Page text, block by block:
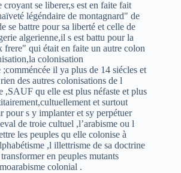
se liberer,s est en faite fait
légéndaire de montagnard" de
se battre pour sa liberté et celle de
algerienne,il s est battu pour la
frere" qui était en faite un autre colon
colonisation
;comméncée il ya plus de 14 siécles et
des autres colonisations de l
,SAUF qu elle est plus néfaste et plus
et surtout
pour s y implanter et sy perpétuer
de troie cultuel ,l’arabisme ou l
les peuples qu elle colonise à
,l illettrisme de sa doctrine
en peuples mutants
colonial .